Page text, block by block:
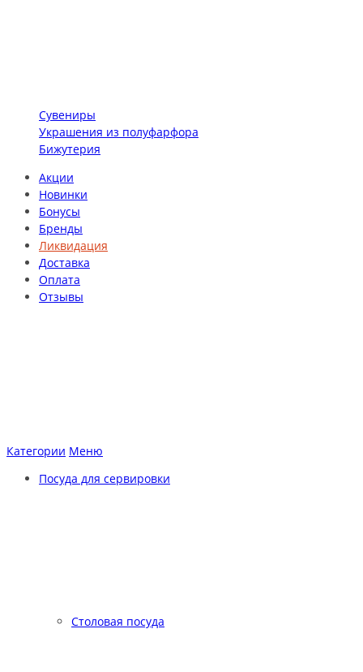
Сувениры
Украшения из полуфарфора
Бижутерия
Акции
Новинки
Бонусы
Бренды
Ликвидация
Доставка
Оплата
Отзывы
Категории Меню
Посуда для сервировки
Столовая посуда